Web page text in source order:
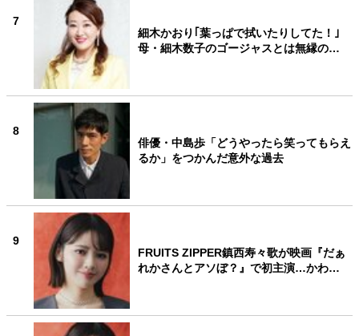
7
細木かおり｢葉っぱで拭いたりしてた！｣
母・細木数子のゴージャスとは無縁の…
8
俳優・中島歩「どうやったら笑ってもらえ
るか」をつかんだ意外な過去
9
FRUITS ZIPPER鎮西寿々歌が映画『だぁ
れかさんとアソぼ？』で初主演…かわ…